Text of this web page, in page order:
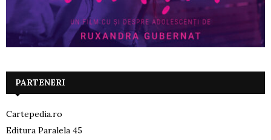
PARTENERI
Cartepedia.ro
Editura Paralela 45